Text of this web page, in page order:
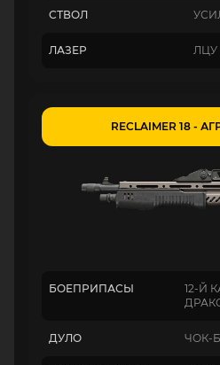
СТВОЛ
ЛАЗЕР ЛЦУ
RECLAIMER 18 -
БОЕПРИПАСЫ
12-Й
ДУЛО ЧОК-